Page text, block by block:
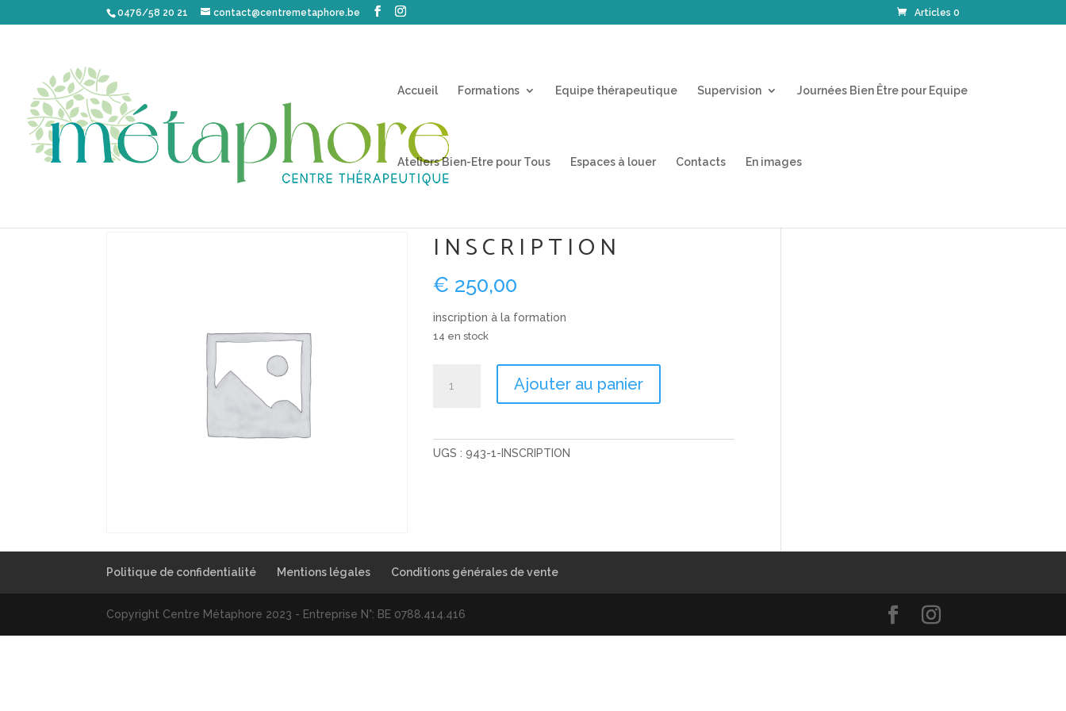
0476/58 20 21 contact@centremetaphore.be Articles 0
Accueil Formations Equipe thérapeutique Supervision Journées Bien Être pour Equipe
Ateliers Bien-Etre pour Tous Espaces à louer Contacts En images
INSCRIPTION
€ 250,00
inscription à la formation
14 en stock
Ajouter au panier
UGS :943-1-INSCRIPTION
Politique de confidentialité Mentions légales Conditions générales de vente
Copyright Centre Métaphore 2023 - Entreprise N°: BE 0788.414.416